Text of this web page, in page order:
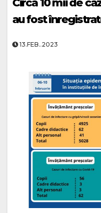
Circa 10 mii de
au fost
13.FEB..2023